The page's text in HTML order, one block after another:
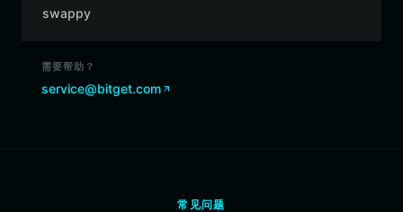
swappy
需要帮助？
service@bitget.com
常见问题